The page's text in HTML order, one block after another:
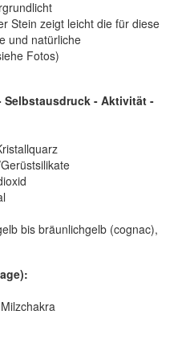
Stein zeigt leicht die für diese
und natürliche
Fotos)
Selbstausdruck - Aktivität -
bis bräunlichgelb (cognac),